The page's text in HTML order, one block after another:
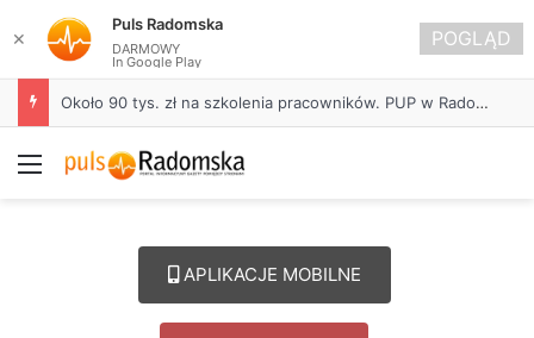
Około 90 tys. zł na szkolenia pracowników. PUP w Radomsku ogłasza nabór wniosków
Menu
APLIKACJE MOBILNE
✕
Puls Radomska
DARMOWY
In Google Play
POGLĄD